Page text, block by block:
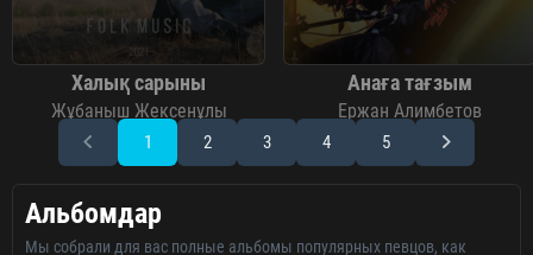
Альбомдар
Мы собрали для вас полные альбомы популярных певцов, как
Халық сарыны
Жұбаныш Жексенұлы
Анаға тағзым
Ержан Алимбетов
1 2 3 4 5